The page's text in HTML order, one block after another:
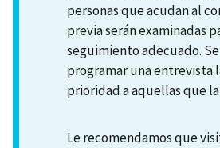
personas que acudan al
previa serán examinadas
seguimiento adecuado.
programar una entrevista
prioridad a aquellas que
Le recomendamos que